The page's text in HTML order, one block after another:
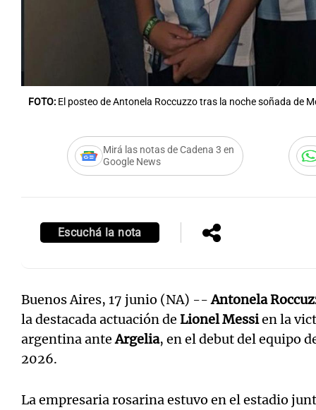
FOTO: El posteo de Antonela Roccuzzo tras la noche soñada de
Mirá las notas de Cadena 3 en
Google News
Escuchá la nota
Buenos Aires, 17 junio (NA) --Antonela
la destacada actuación de Lionel Messien la
argentina anteArgelia, en el debut del equipo
2026.
La empresaria rosarina estuvo en el estadio